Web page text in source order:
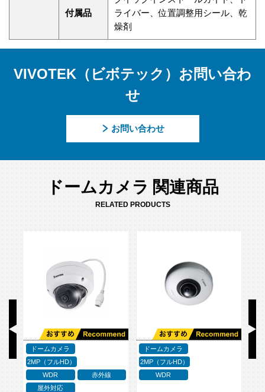
付属品
ライバー、位置調整用シール、乾
燥剤
VIVOTEK（ビボテック）お問い合わ
せ
お問い合わせ
ドームカメラ 関連商品
RELATED PRODUCTS
ドームカメラ
WDR
ドームカメラ
WDR
ド